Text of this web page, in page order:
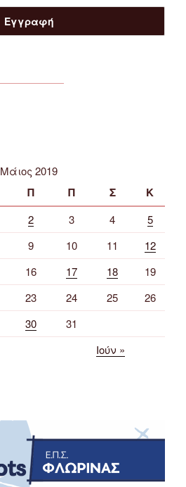
Μάιος 2019
Π Π Σ Κ
2 3 4
5
9 10 11
12
16 17 18
19
23 24 25
26
30
31
Ιούν »